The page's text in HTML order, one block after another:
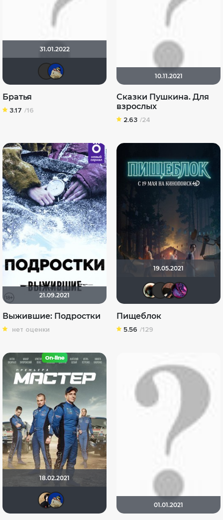
31.01.2022
didak2002
Братья
3.17 /16
10.11.2021
Сказки Пушкина. Для
взрослых
2.63 /24
21.09.2021
Выжившие: Подростки
нет оценки
19.05.2021
Пищеблок
5.56 /129
18.02.2021
NatellaVB
didak2002
01.01.2021